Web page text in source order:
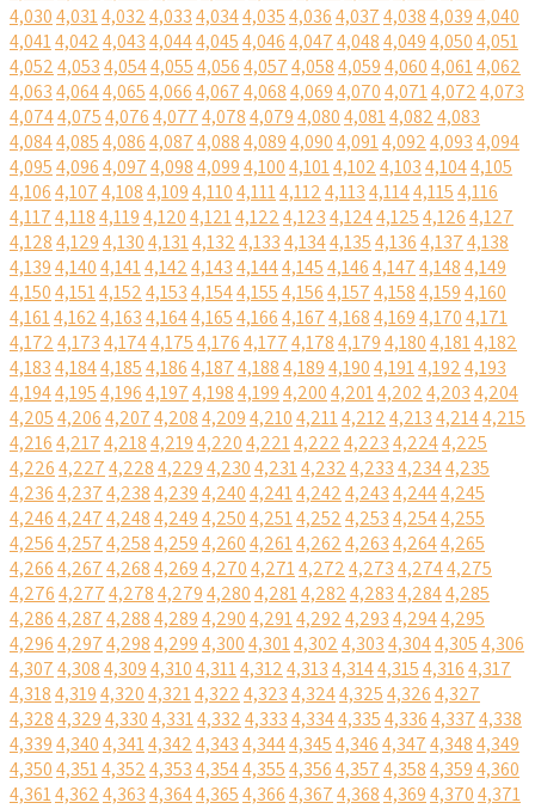
4,0304,0314,0324,0334,0344,0354,0364,0374,0384,0394,040
4,0414,0424,0434,0444,0454,0464,0474,0484,0494,0504,051
4,0524,0534,0544,0554,0564,0574,0584,0594,0604,0614,062
4,0634,0644,0654,0664,0674,0684,0694,0704,0714,0724,073
4,0744,0754,0764,0774,0784,0794,0804,0814,0824,083
4,0844,0854,0864,0874,0884,0894,0904,0914,0924,0934,094
4,0954,0964,0974,0984,0994,1004,1014,1024,1034,1044,105
4,1064,1074,1084,1094,1104,1114,1124,1134,1144,1154,116
4,1174,1184,1194,1204,1214,1224,1234,1244,1254,1264,127
4,1284,1294,1304,1314,1324,1334,1344,1354,1364,1374,138
4,1394,1404,1414,1424,1434,1444,1454,1464,1474,1484,149
4,1504,1514,1524,1534,1544,1554,1564,1574,1584,1594,160
4,1614,1624,1634,1644,1654,1664,1674,1684,1694,1704,171
4,1724,1734,1744,1754,1764,1774,1784,1794,1804,1814,182
4,1834,1844,1854,1864,1874,1884,1894,1904,1914,1924,193
4,1944,1954,1964,1974,1984,1994,2004,2014,2024,2034,204
4,2054,2064,2074,2084,2094,2104,2114,2124,2134,2144,215
4,2164,2174,2184,2194,2204,2214,2224,2234,2244,225
4,2264,2274,2284,2294,2304,2314,2324,2334,2344,235
4,2364,2374,2384,2394,2404,2414,2424,2434,2444,245
4,2464,2474,2484,2494,2504,2514,2524,2534,2544,255
4,2564,2574,2584,2594,2604,2614,2624,2634,2644,265
4,2664,2674,2684,2694,2704,2714,2724,2734,2744,275
4,2764,2774,2784,2794,2804,2814,2824,2834,2844,285
4,2864,2874,2884,2894,2904,2914,2924,2934,2944,295
4,2964,2974,2984,2994,3004,3014,3024,3034,3044,3054,306
4,3074,3084,3094,3104,3114,3124,3134,3144,3154,3164,317
4,3184,3194,3204,3214,3224,3234,3244,3254,3264,327
4,3284,3294,3304,3314,3324,3334,3344,3354,3364,3374,338
4,3394,3404,3414,3424,3434,3444,3454,3464,3474,3484,349
4,3504,3514,3524,3534,3544,3554,3564,3574,3584,3594,360
4,3614,3624,3634,3644,3654,3664,3674,3684,3694,3704,371